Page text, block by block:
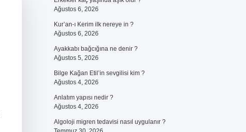
Ağustos 6, 2026
Kur’an-ı Kerim ilk nereye in ?
Ağustos 6, 2026
Ayakkabı bağcığına ne denir ?
Ağustos 5, 2026
Bilge Kağan Etil’in sevgilisi kim ?
Ağustos 4, 2026
Anlatım yapısı nedir ?
Ağustos 4, 2026
Algoloji migren tedavisi nasıl uygulanır ?